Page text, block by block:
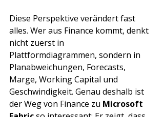
Diese Perspektive verändert fast
alles. Wer aus Finance kommt, denkt
nicht zuerst in
Plattformdiagrammen, sondern in
Planabweichungen, Forecasts,
Marge, Working Capital und
Geschwindigkeit. Genau deshalb ist
der Weg von Finance zu Microsoft